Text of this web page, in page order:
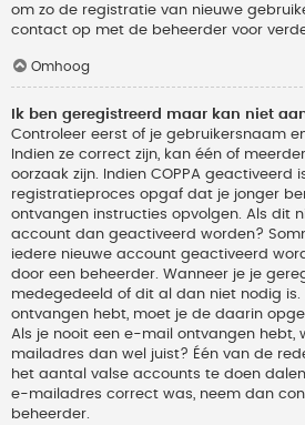
om zo de registratie van nieuwe
contact op met de beheerder voor
Omhoog
Ik ben geregistreerd maar kan niet
Controleer eerst of je gebruikersnaam
Indien ze correct zijn, kan één of
oorzaak zijn. Indien COPPA geactiveerd
registratieproces opgaf dat je jonger
ontvangen instructies opvolgen. Als dit
account dan geactiveerd worden?
iedere nieuwe account geactiveerd
door een beheerder. Wanneer je je
medegedeeld of dit al dan niet nodig
ontvangen hebt, moet je de daarin
Als je nooit een e-mail ontvangen hebt,
mailadres dan wel juist? Één van de
het aantal valse accounts te doen
e-mailadres correct was, neem dan
beheerder.